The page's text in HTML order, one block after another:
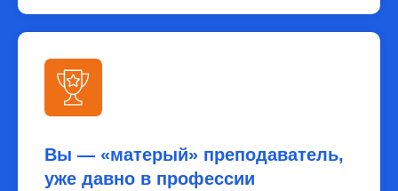
Вы — «матерый» преподаватель,
уже давно в профессии